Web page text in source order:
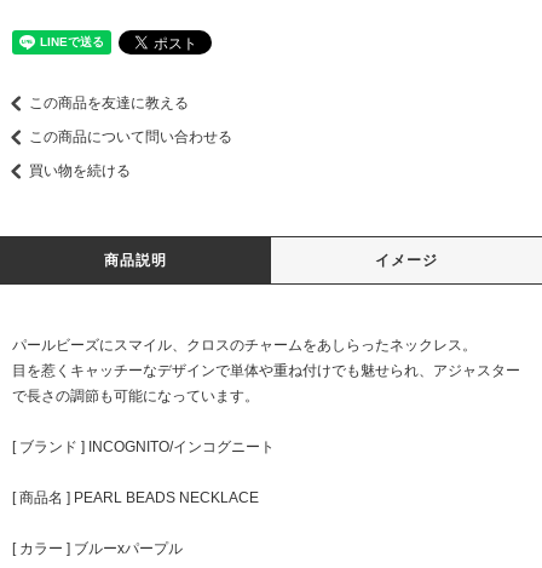
この商品を友達に教える
この商品について問い合わせる
買い物を続ける
商品説明 イメージ
パールビーズにスマイル、クロスのチャームをあしらったネックレス。
目を惹くキャッチーなデザインで単体や重ね付けでも魅せられ、アジャスター
で長さの調節も可能になっています。
[ ブランド ] INCOGNITO/インコグニート
[ 商品名 ] PEARL BEADS NECKLACE
[ カラー ] ブルーxパープル